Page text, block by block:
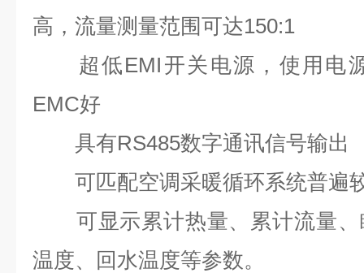
高，流量测量范围可达150:1
超低EMI开关电源，使用电
EMC好
具有RS485数字通讯信号输出
可匹配空调采暖循环系统普遍
可显示累计热量、累计流量、
温度、回水温度等参数。